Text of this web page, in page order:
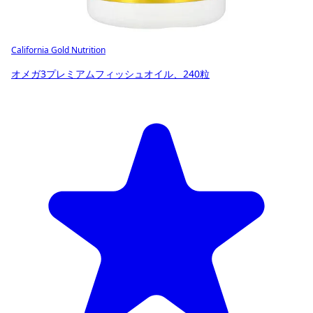
California Gold Nutrition
オメガ3プレミアムフィッシュオイル、240粒